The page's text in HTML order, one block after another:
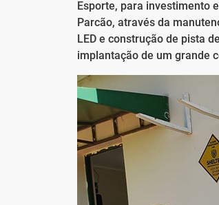
Esporte, para investimento
Parcão, através da
LED e construção de pista
implantação de um grande